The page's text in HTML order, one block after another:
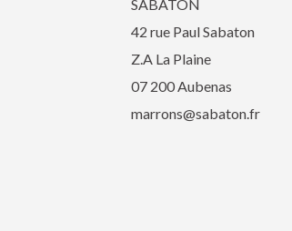
SABATON
42 rue Paul Sabaton
Z.A La Plaine
07 200 Aubenas
marrons@sabaton.fr